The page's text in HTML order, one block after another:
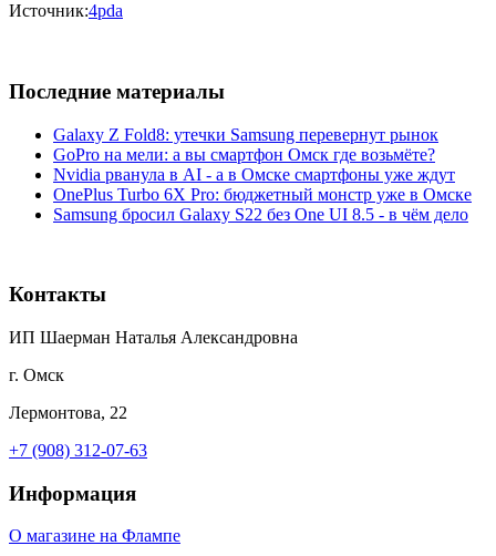
Источник:4pda
Последние материалы
Galaxy Z Fold8: утечки Samsung перевернут рынок
GoPro на мели: а вы смартфон Омск где возьмёте?
Nvidia рванула в AI - а в Омске смартфоны уже ждут
OnePlus Turbo 6X Pro: бюджетный монстр уже в Омске
Samsung бросил Galaxy S22 без One UI 8.5 - в чём дело
Контакты
ИП Шаерман Наталья Александровна
г. Омск
Лермонтова, 22
+7 (908) 312-07-63
Информация
О магазине на Флампе